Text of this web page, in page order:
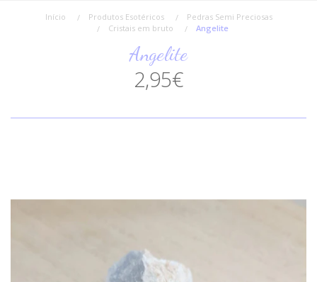
Início Produtos Esotéricos
Pedras Semi Preciosas
Cristais em bruto
Angelite
Angelite
2,95€